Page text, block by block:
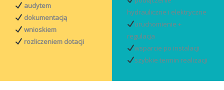
audytem
dokumentacją
wnioskiem
rozliczeniem dotacji
hydrauliczne i elektryczne
uruchomienie +
regulacja
wsparcie po instalacji
szybkie termin realizacji